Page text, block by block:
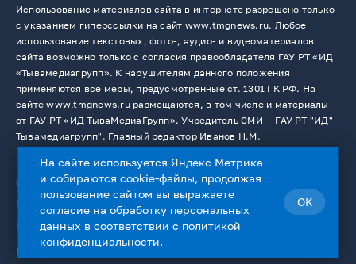
Использование материалов сайта в интернете разрешено только
с указанием гиперссылки на сайт www.tmgnews.ru. Любое
использование текстовых, фото-, аудио- и видеоматериалов
сайта возможно только с согласия правообладателя ГАУ РТ «ИД
«Тывамедиагрупп». К нарушителям данного положения
применяются все меры, предусмотренные ст. 1301 ГК РФ. На
сайте www.tmgnews.ru размещаются, в том числе и материалы
от ГАУ РТ «ИД ТываМедиаГрупп». Учредитель СМИ －ГАУ РТ "ИД"
Тывамедиагрупп". Главный редактор Иванов Н.М.
© 2026. Все права защищены.
12+
Пользовательское соглашение
Использование cookie-файлов
Работает на
На сайте используется Яндекс Метрика
и собираются cookie-файлы, продолжая
пользование сайтом вы выражаете
согласие наобработку персональных
данных в соответствии с политикой
конфиденциальности.
OK